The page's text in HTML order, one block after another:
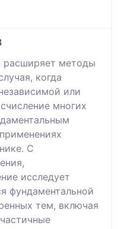
расширяет методы
когда
или
многих
С
исследует
фундаментальной
тем, включая